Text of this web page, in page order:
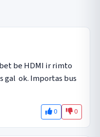
be HDMI ir rimto
gal  ok. Importas bus
0 0